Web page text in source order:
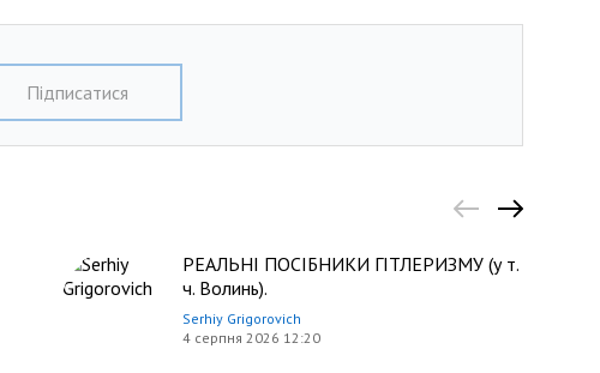
Пiдписатися
РЕАЛЬНІ ПОСІБНИКИ ГІТЛЕРИЗМУ (у т.
ч. Волинь).
Serhiy Grigorovich
4 серпня 2026 12:20